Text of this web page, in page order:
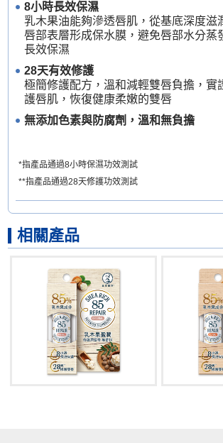
8小時長效保濕
乳木果油能夠滲透唇肌，從基底深度滋
唇部表層形成保水膜，避免唇部水分蒸
長效保濕
28天有效修護
極簡修護配方，溫和減輕雙唇負擔，實
護唇肌，恢復健康柔嫩的雙唇
無添加色素與防腐劑，溫和無負擔
*指產品通過8小時保濕功效測試
**指產品通過28天修護功效測試
相關產品